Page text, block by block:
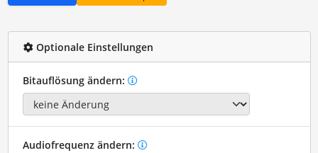
Optionale Einstellungen
Bitauflösung ändern:
Audiofrequenz ändern: